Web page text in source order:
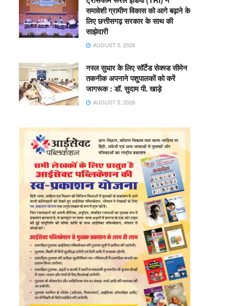
समावेशी ग्रामीण विकास को आगे बढ़ाने के
लिए छत्तीसगढ़ सरकार के साथ की
साझेदारी
AUGUST 5, 2026
नस्ल सुधार के लिए सॉर्टेड सेक्स्ड सीमेन
तकनीक अपनाने पशुपालकों को करें
जागरूक : डॉ. सुदाम पी. खाड़े
AUGUST 5, 2026